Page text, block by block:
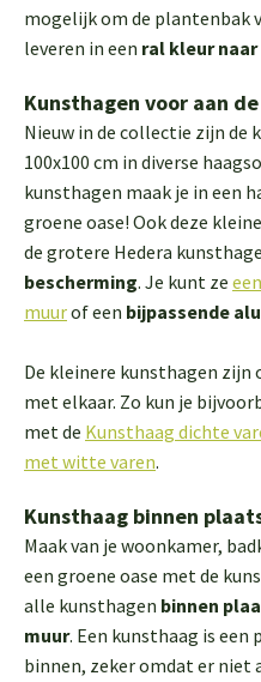
mogelijk om de plantenbak
leveren in een ral kleur
Kunsthagen voor aan
Nieuw in de collectie zijn de
100x100 cm in diverse
kunsthagen maak je in een
groene oase! Ook deze
de grotere Hedera
bescherming. Je kunt ze
muurof een bijpassende
De kleinere kunsthagen
met elkaar. Zo kun je
met de Kunsthaag dichte
met witte varen.
Kunsthaag binnen
Maak van je woonkamer,
een groene oase met de
alle kunsthagen binnen
muur. Een kunsthaag is een
binnen, zeker omdat er